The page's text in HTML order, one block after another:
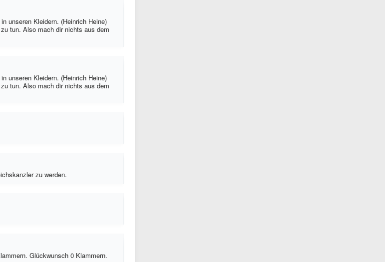
unseren Kleidern. (Heinrich Heine)
tun. Also mach dir nichts aus dem
unseren Kleidern. (Heinrich Heine)
tun. Also mach dir nichts aus dem
zu werden.
Glückwunsch 0 Klammern.